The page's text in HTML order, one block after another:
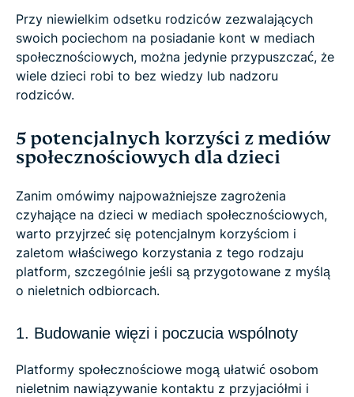
Przy niewielkim odsetku rodziców zezwalających
swoich pociechom na posiadanie kont w mediach
społecznościowych, można jedynie przypuszczać, że
wiele dzieci robi to bez wiedzy lub nadzoru
rodziców.
5 potencjalnych korzyści z mediów
społecznościowych dla dzieci
Zanim omówimy najpoważniejsze zagrożenia
czyhające na dzieci w mediach społecznościowych,
warto przyjrzeć się potencjalnym korzyściom i
zaletom właściwego korzystania z tego rodzaju
platform, szczególnie jeśli są przygotowane z myślą
o nieletnich odbiorcach.
1. Budowanie więzi i poczucia wspólnoty
Platformy społecznościowe mogą ułatwić osobom
nieletnim nawiązywanie kontaktu z przyjaciółmi i